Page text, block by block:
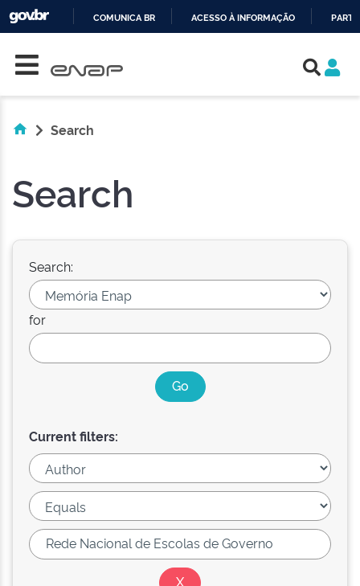
COMUNICA BR ACESSO À INFORMAÇÃO
Search
Search
Search:
for
Current filters: